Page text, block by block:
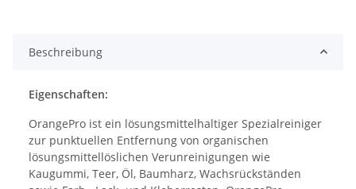
Beschreibung
Eigenschaften:
OrangePro ist ein lösungsmittelhaltiger Spezialreiniger
zur punktuellen Entfernung von organischen
lösungsmittellöslichen Verunreinigungen wie
Kaugummi, Teer, Öl, Baumharz, Wachsrückständen